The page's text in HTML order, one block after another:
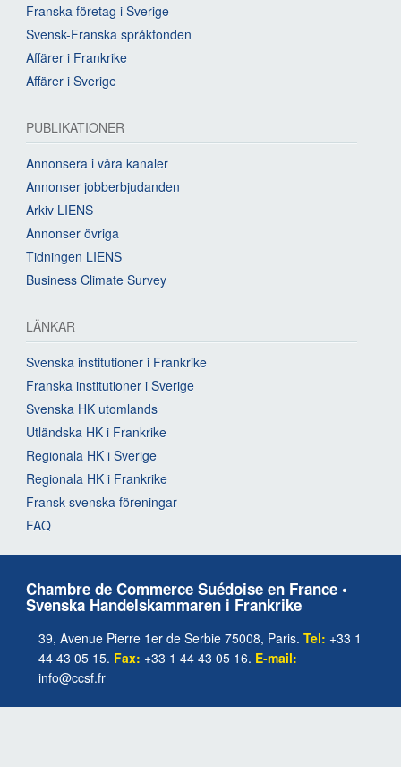
Franska företag i Sverige
Svensk-Franska språkfonden
Affärer i Frankrike
Affärer i Sverige
PUBLIKATIONER
Annonsera i våra kanaler
Annonser jobberbjudanden
Arkiv LIENS
Annonser övriga
Tidningen LIENS
Business Climate Survey
LÄNKAR
Svenska institutioner i Frankrike
Franska institutioner i Sverige
Svenska HK utomlands
Utländska HK i Frankrike
Regionala HK i Sverige
Regionala HK i Frankrike
Fransk-svenska föreningar
FAQ
Chambre de Commerce Suédoise en France •
Svenska Handelskammaren i Frankrike
39, Avenue Pierre 1er de Serbie 75008, Paris. Tel: +33 1
44 43 05 15. Fax: +33 1 44 43 05 16. E-mail:
info@ccsf.fr